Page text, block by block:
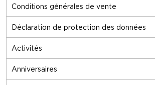
Conditions générales de vente
Déclaration de protection des données
Activités
Anniversaires